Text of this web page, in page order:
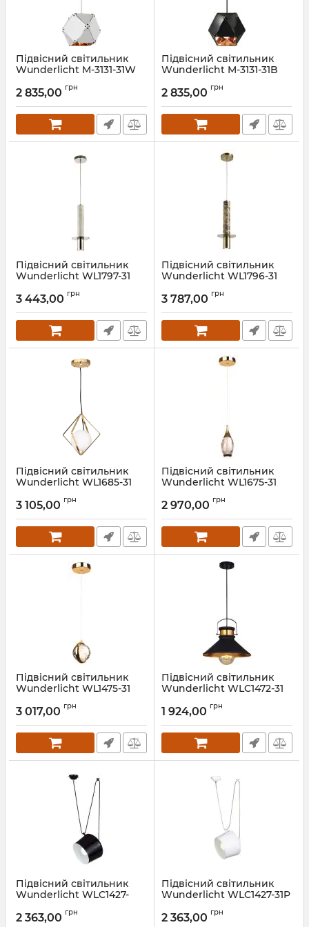
Підвісний світильник
Wunderlicht M-3131-31W
2 835,00 грн
Підвісний світильник
Wunderlicht M-3131-31B
2 835,00 грн
Підвісний світильник
Wunderlicht WL1797-31
3 443,00 грн
Підвісний світильник
Wunderlicht WL1796-31
3 787,00 грн
Підвісний світильник
Wunderlicht WL1685-31
3 105,00 грн
Підвісний світильник
Wunderlicht WL1675-31
2 970,00 грн
Підвісний світильник
Wunderlicht WL1475-31
3 017,00 грн
Підвісний світильник
Wunderlicht WLC1472-31
1 924,00 грн
Підвісний світильник
Wunderlicht WLC1427-
Артикул:WLC1427-31PB
2 363,00 грн
Підвісний світильник
Wunderlicht WLC1427-31P
2 363,00 грн